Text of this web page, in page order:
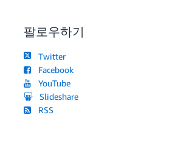
팔로우하기
Twitter
Facebook
YouTube
Slideshare
RSS